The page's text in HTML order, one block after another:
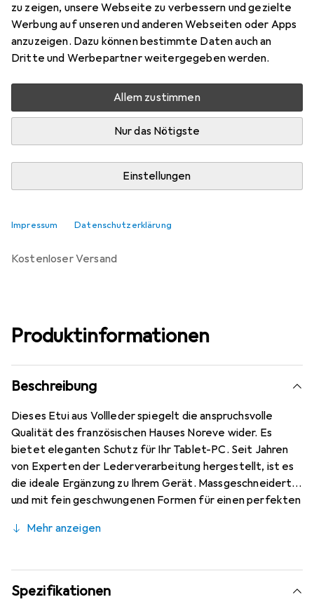
zu zeigen, unsere Webseite zu verbessern und gezielte
Werbung auf unseren und anderen Webseiten oder Apps
anzuzeigen. Dazu können bestimmte Daten auch an
Dritte und Werbepartner weitergegeben werden.
Allem zustimmen
Nur das Nötigste
Einstellungen
Impressum Datenschutzerklärung
16
Bewertungen Marke
Mehr von Noreve
Zwischen Mo, 14.9. und Di, 29.9. geliefert
Benachrichtigen, wenn schneller verfügbar
Lieferort angeben für genaue Lieferzeit
In den Warenkorb
Vergleichen
kostenloser Versand
Produktinformationen
Beschreibung
Dieses Etui aus Vollleder spiegelt die anspruchsvolle
Qualität des französischen Hauses Noreve wider. Es
bietet eleganten Schutz für Ihr Tablet-PC. Seit Jahren
von Experten der Lederverarbeitung hergestellt, ist es
die ideale Ergänzung zu Ihrem Gerät. Massgeschneidert
und mit fein geschwungenen Formen für einen perfekten
Ihr Tablet-PC. Die Marke Noreve ist international für ihre
Wahl für den anspruchsvollen Kunden. Elegante
handgefertigte Schutzhülle aus hochwertigem Leder.
Handwerkliche Qualitätsfertigung. Stabiler und
Mehr anzeigen
Spezifikationen